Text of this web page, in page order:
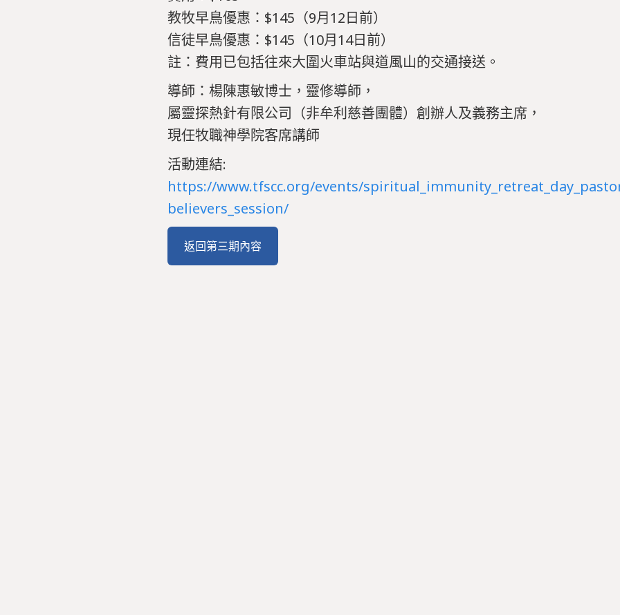
教牧早鳥優惠：$145（9月12日前）
信徒早鳥優惠：$145（10月14日前）
註：費用已包括往來大圍火車站與道風山的交通接送。
導師：楊陳惠敏博士，靈修導師，
屬靈探熱針有限公司（非牟利慈善團體）創辦人及義務主席，
現任牧職神學院客席講師
活動連結:
https://www.tfscc.org/events/
believers_session/
返回第三期內容